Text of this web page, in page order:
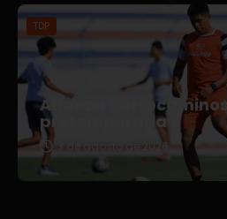
TDP
Afianza Correcaminos
pretemporada
3 de agosto de 2026